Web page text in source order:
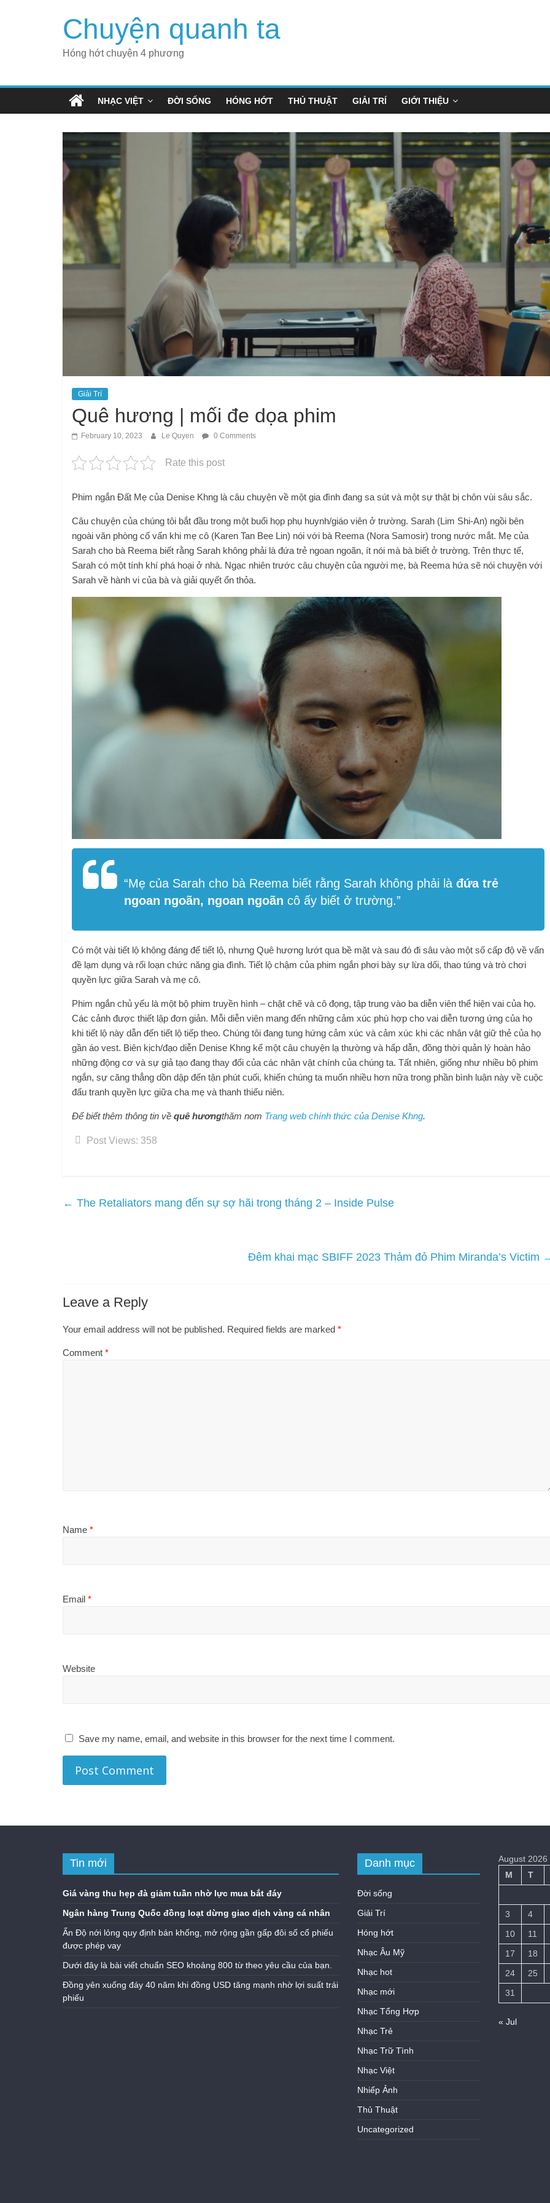
Chuyện quanh ta
Hóng hớt chuyện 4 phương
NHẠC VIỆT ĐỜI SỐNG HÓNG HỚT THỦ THUẬT GIẢI TRÍ GIỚI THIỆU
Giải Trí
Quê hương | mối đe dọa phim
February 10, 2023 Le Quyen 0 Comments
Rate this post
Phim ngắn Đất Mẹ của Denise Khng là câu chuyện về một gia đình đang sa sút và một sự thật bị chôn vùi sâu sắc.
Câu chuyện của chúng tôi bắt đầu trong một buổi họp phụ huynh/giáo viên ở trường. Sarah (Lim Shi-An) ngồi bên
ngoài văn phòng cố vấn khi mẹ cô (Karen Tan Bee Lin) nói với bà Reema (Nora Samosir) trong nước mắt. Mẹ của
Sarah cho bà Reema biết rằng Sarah không phải là đứa trẻ ngoan ngoãn, ít nói mà bà biết ở trường. Trên thực tế,
Sarah có một tính khí phá hoại ở nhà. Ngạc nhiên trước câu chuyện của người mẹ, bà Reema hứa sẽ nói chuyện với
Sarah về hành vi của bà và giải quyết ổn thỏa.
“Mẹ của Sarah cho bà Reema biết rằng Sarah không phải là đứa trẻ
ngoan ngoãn, ngoan ngoãn cô ấy biết ở trường.”
Có một vài tiết lộ không đáng để tiết lộ, nhưng Quê hương lướt qua bề mặt và sau đó đi sâu vào một số cấp độ về vấn
đề lạm dụng và rối loạn chức năng gia đình. Tiết lộ chậm của phim ngắn phơi bày sự lừa dối, thao túng và trò chơi
quyền lực giữa Sarah và mẹ cô.
Phim ngắn chủ yếu là một bộ phim truyền hình – chặt chẽ và cô đọng, tập trung vào ba diễn viên thể hiện vai của họ.
Các cảnh được thiết lập đơn giản. Mỗi diễn viên mang đến những cảm xúc phù hợp cho vai diễn tương ứng của họ
khi tiết lộ này dẫn đến tiết lộ tiếp theo. Chúng tôi đang tung hứng cảm xúc và cảm xúc khi các nhân vật giữ thẻ của họ
gần áo vest. Biên kịch/đạo diễn Denise Khng kể một câu chuyện lạ thường và hấp dẫn, đồng thời quản lý hoàn hảo
những động cơ và sự giả tạo đang thay đổi của các nhân vật chính của chúng ta. Tất nhiên, giống như nhiều bộ phim
ngắn, sự căng thẳng dồn dập đến tận phút cuối, khiến chúng ta muốn nhiều hơn nữa trong phần bình luận này về cuộc
đấu tranh quyền lực giữa cha mẹ và thanh thiếu niên.
Để biết thêm thông tin về quê hươngthăm nom Trang web chính thức của Denise Khng.
Post Views: 358
← The Retaliators mang đến sự sợ hãi trong tháng 2 – Inside Pulse
Đêm khai mạc SBIFF 2023 Thảm đỏ Phim Miranda’s Victim
Leave a Reply
Your email address will not be published. Required fields are marked *
Comment *
Name *
Email *
Website
Save my name, email, and website in this browser for the next time I comment.
Tin mới
Giá vàng thu hẹp đà giảm tuần nhờ lực mua bắt đáy
Ngân hàng Trung Quốc đồng loạt dừng giao dịch vàng cá nhân
Ấn Độ nới lỏng quy định bán khống, mở rộng gần gấp đôi số cổ phiếu
được phép vay
Dưới đây là bài viết chuẩn SEO khoảng 800 từ theo yêu cầu của bạn.
Đồng yên xuống đáy 40 năm khi đồng USD tăng mạnh nhờ lợi suất trái
phiếu
Danh mục
Đời sống
Giải Trí
Hóng hớt
Nhạc Âu Mỹ
Nhạc hot
Nhạc mới
Nhạc Tổng Hợp
Nhạc Trẻ
Nhạc Trữ Tình
Nhạc Việt
Nhiếp Ảnh
Thủ Thuật
Uncategorized
August 2026
M
T
3
4
10
11
17
18
24
25
31
« Jul